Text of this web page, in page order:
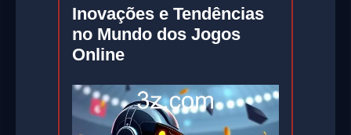
Inovações e Tendências
no Mundo dos Jogos
Online